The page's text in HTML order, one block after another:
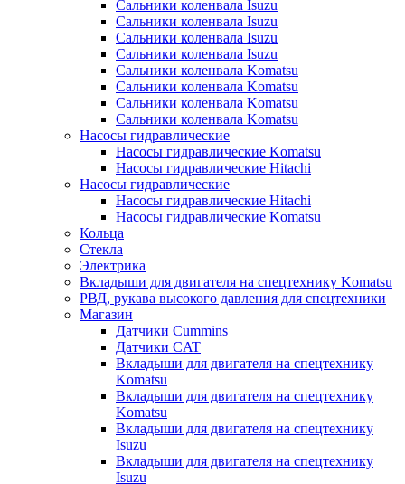
Сальники коленвала Isuzu
Сальники коленвала Isuzu
Сальники коленвала Isuzu
Сальники коленвала Isuzu
Сальники коленвала Komatsu
Сальники коленвала Komatsu
Сальники коленвала Komatsu
Сальники коленвала Komatsu
Насосы гидравлические
Насосы гидравлические Komatsu
Насосы гидравлические Hitachi
Насосы гидравлические
Насосы гидравлические Hitachi
Насосы гидравлические Komatsu
Кольца
Стекла
Электрика
Вкладыши для двигателя на спецтехнику Komatsu
РВД, рукава высокого давления для спецтехники
Магазин
Датчики Cummins
Датчики CAT
Вкладыши для двигателя на спецтехнику
Komatsu
Вкладыши для двигателя на спецтехнику
Komatsu
Вкладыши для двигателя на спецтехнику
Isuzu
Вкладыши для двигателя на спецтехнику
Isuzu